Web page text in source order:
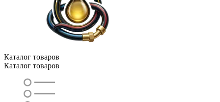
Каталог товаров
Каталог товаров
Ольга